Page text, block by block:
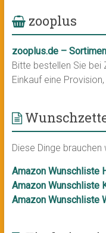
zooplus
zooplus.de –
Bitte bestellen Sie bei
Einkauf eine
Diese Dinge
Amazon Wunschliste
Amazon Wunschliste
Amazon Wunschliste